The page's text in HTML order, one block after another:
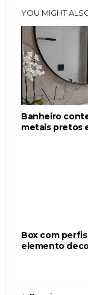
YOU MIGHT
Banheiro
metais pretos
Box com
elemento